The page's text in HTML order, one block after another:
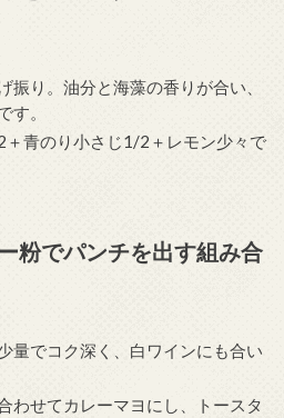
振り。油分と海藻の香りが合い、
す。
＋青のり小さじ1/2＋レモン少々で
粉でパンチを出す組み合
量でコク深く、白ワインにも合い
わせてカレーマヨにし、トースタ